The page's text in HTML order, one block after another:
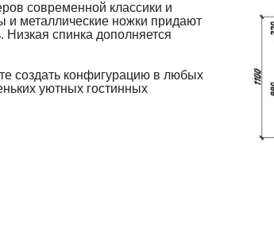
современной классики и
и металлические ножки придают
Низкая спинка дополняется
создать конфигурацию в любых
уютных гостинных